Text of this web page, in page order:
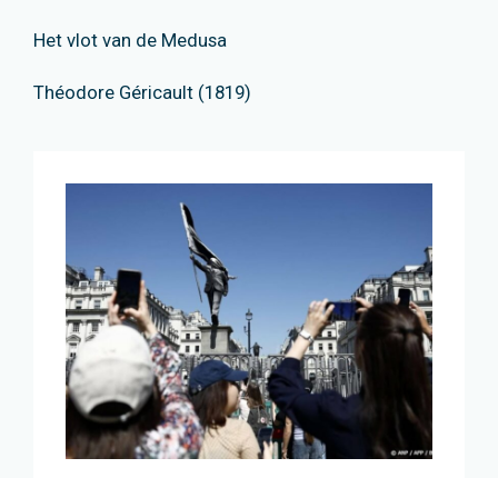
Het vlot van de Medusa
Théodore Géricault (1819)